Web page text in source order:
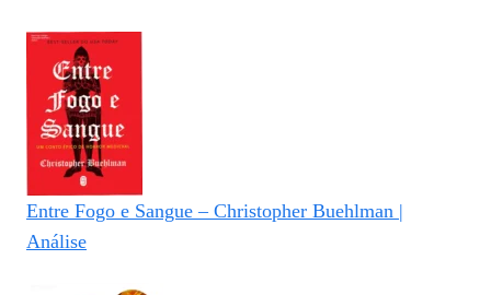
Entre Fogo e Sangue – Christopher Buehlman |
Análise